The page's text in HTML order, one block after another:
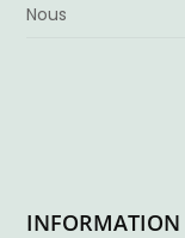
Nous
INFORMATION